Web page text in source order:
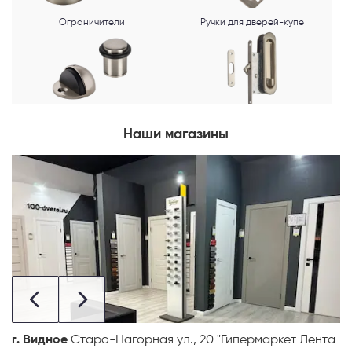
Ограничители Ручки для дверей-купе
Наши магазины
г. Видное Старо-Нагорная ул., 20 "Гипермаркет Лента